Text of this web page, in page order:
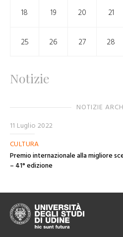
18 19 20 21
25 26 27 28
Notizie
NOTIZIE
11 Luglio 2022
CULTURA
Premio internazionale ​alla migliore
– 41° edizione